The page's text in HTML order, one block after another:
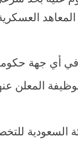
في أي جهة
المعلن
السعودية